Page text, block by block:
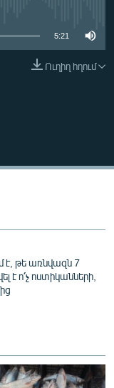
5:21
Ուղիղ հղում
է, թե առնվազն 7
է ո՛չ ոստիկանների,